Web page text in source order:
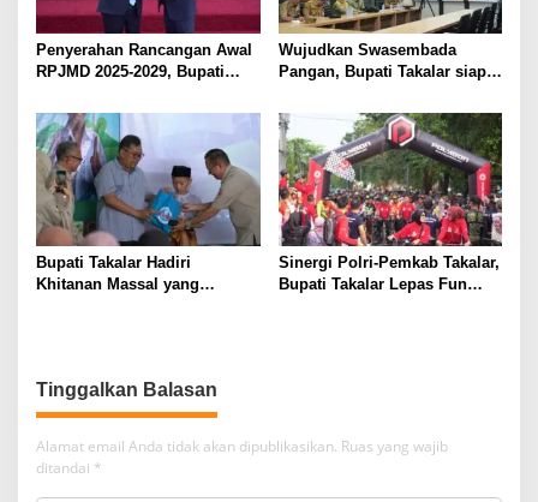
Penyerahan Rancangan Awal
RPJMD 2025-2029, Bupati
Membangun Takalar dalam
Muwujudkan Kesejahteraan
Masyarakat
Wujudkan Swasembada
Pangan, Bupati Takalar siap
Provinsi terkait Optimalisasi
Lahan dan Bantuan Alsintan
Bupati Takalar Hadiri
Khitanan Massal yang
Sinergi Polri-Pemkab Takalar,
Bupati Takalar Lepas Fun
Tinggalkan Balasan
Alamat email Anda tidak akan dipublikasikan. Ruas yang wajib
ditandai *